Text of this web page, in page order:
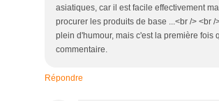
asiatiques, car il est facile effectivement
procurer les produits de base ...<br /> <br /
plein d'humour, mais c'est la première fois
commentaire.
Répondre